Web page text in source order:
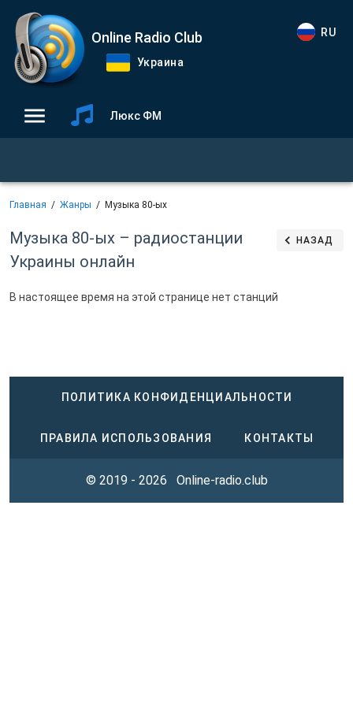
Online Radio Club
Украина
RU
Люкс ФМ
Главная Жанры Музыка 80-ых
Музыка 80-ых – радиостанции
Украины онлайн
НАЗАД
В настоящее время на этой странице нет станций
ПОЛИТИКА КОНФИДЕНЦИАЛЬНОСТИ
ПРАВИЛА ИСПОЛЬЗОВАНИЯ КОНТАКТЫ
© 2019 - 2026 Online-radio.club